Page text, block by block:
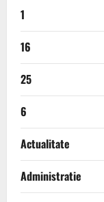
1
16
25
6
Actualitate
Administratie